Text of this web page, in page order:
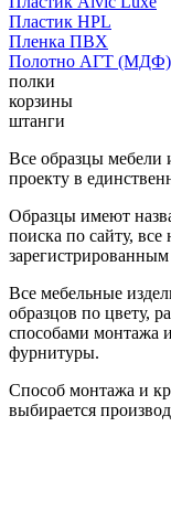
Пластик HPL
Пленка ПВХ
Полотно АГТ (МДФ)
полки
корзины
штанги
Все образцы мебели
проекту в
Образцы имеют
поиска по сайту, все
Все мебельные
образцов по цвету,
способами монтажа
фурнитуры.
Способ монтажа и
выбирается